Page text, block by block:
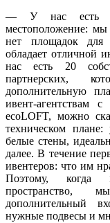
— У нас есть
местоположение: мы
нет площадок для
обладает отличной
нас есть 20
партнерских,
дополнительную
ивент-агентствам
ecoLOFT, можно
техническом
белые стены,
далее. В течение
ивентеров: что им
Поэтому, когда
пространство,
дополнительный
нужные подвесы и